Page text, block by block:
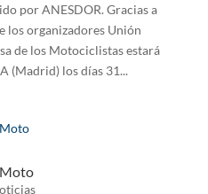
por ANESDOR. Gracias a
los organizadores Unión
de los Motociclistas estará
(Madrid) los días 31...
Moto